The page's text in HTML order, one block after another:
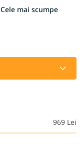
Cele mai scumpe
969 Lei